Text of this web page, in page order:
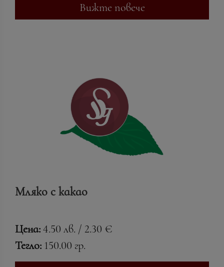
Вижте повече
Мляко с какао
Цена:4.50 лв. / 2.30 €
Тегло: 150.00 гр.